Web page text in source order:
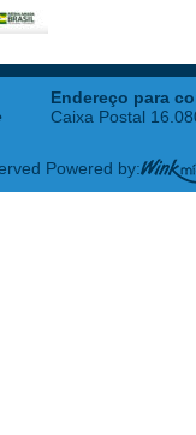
Endereço para
Caixa Postal
Powered by: